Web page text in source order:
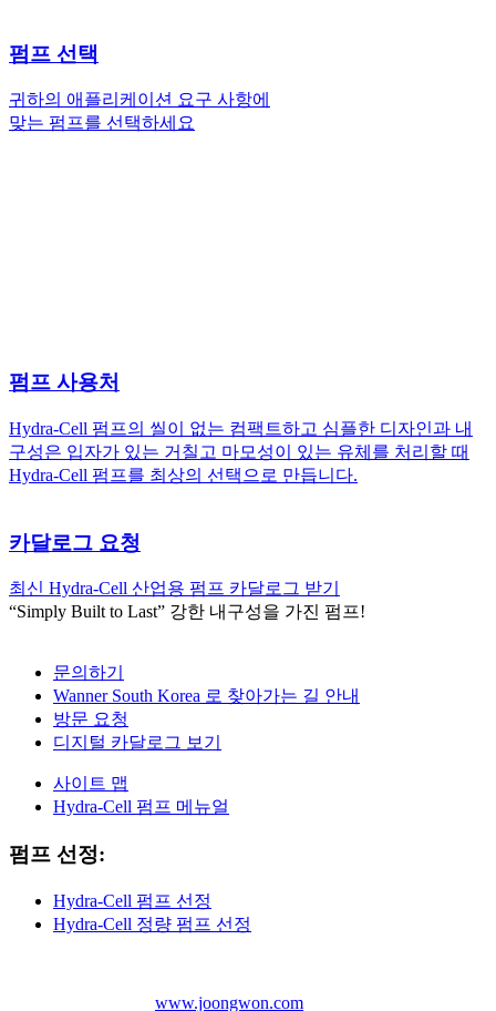
펌프 선택
귀하의 애플리케이션 요구 사항에
맞는 펌프를 선택하세요
펌프 사용처
Hydra-Cell 펌프의 씰이 없는 컴팩트하고 심플한 디자인과 내
구성은 입자가 있는 거칠고 마모성이 있는 유체를 처리할 때
Hydra-Cell 펌프를 최상의 선택으로 만듭니다.
카달로그 요청
최신 Hydra-Cell 산업용 펌프 카달로그 받기
“Simply Built to Last” 강한 내구성을 가진 펌프!
문의하기
Wanner South Korea 로 찾아가는 길 안내
방문 요청
디지털 카달로그 보기
사이트 맵
Hydra-Cell 펌프 메뉴얼
펌프 선정:
Hydra-Cell 펌프 선정
Hydra-Cell 정량 펌프 선정
www.joongwon.com